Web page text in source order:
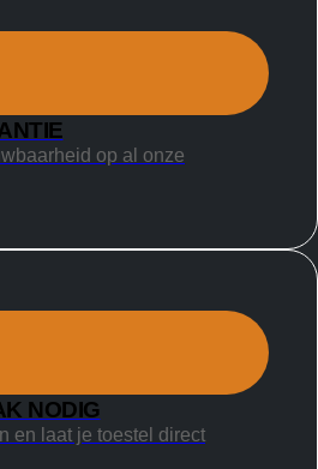
op al onze
NODIG
en laat je toestel direct